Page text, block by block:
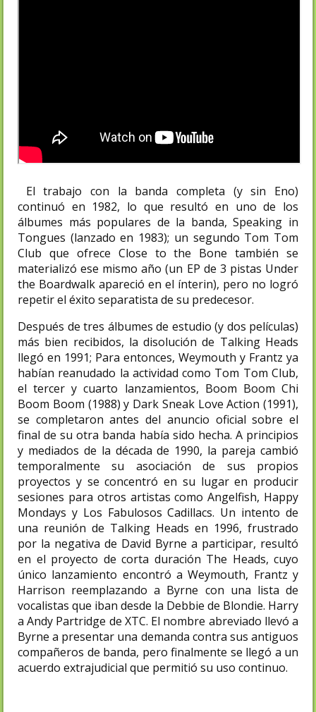
El trabajo con la banda completa (y sin Eno)
continuó en 1982, lo que resultó en uno de los
álbumes más populares de la banda, Speaking in
Tongues (lanzado en 1983); un segundo Tom Tom
Club que ofrece Close to the Bone también se
materializó ese mismo año (un EP de 3 pistas Under
the Boardwalk apareció en el ínterin), pero no logró
repetir el éxito separatista de su predecesor.
Después de tres álbumes de estudio (y dos películas)
más bien recibidos, la disolución de Talking Heads
llegó en 1991; Para entonces, Weymouth y Frantz ya
habían reanudado la actividad como Tom Tom Club,
el tercer y cuarto lanzamientos, Boom Boom Chi
Boom Boom (1988) y Dark Sneak Love Action (1991),
se completaron antes del anuncio oficial sobre el
final de su otra banda había sido hecha. A principios
y mediados de la década de 1990, la pareja cambió
temporalmente su asociación de sus propios
proyectos y se concentró en su lugar en producir
sesiones para otros artistas como Angelfish, Happy
Mondays y Los Fabulosos Cadillacs. Un intento de
una reunión de Talking Heads en 1996, frustrado
por la negativa de David Byrne a participar, resultó
en el proyecto de corta duración The Heads, cuyo
único lanzamiento encontró a Weymouth, Frantz y
Harrison reemplazando a Byrne con una lista de
vocalistas que iban desde la Debbie de Blondie. Harry
a Andy Partridge de XTC. El nombre abreviado llevó a
Byrne a presentar una demanda contra sus antiguos
compañeros de banda, pero finalmente se llegó a un
acuerdo extrajudicial que permitió su uso continuo.